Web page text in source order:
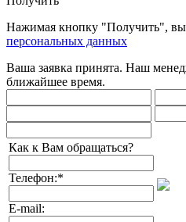
Нажимая кнопку "Получить", вы
персональных данных
Ваша заявка принята. Наш
ближайшее время.
Как к Вам обращаться?
Телефон:*
E-mail: